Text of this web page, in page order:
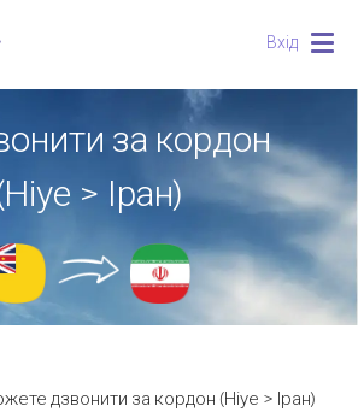
Вхід
за кордон
> Іран)
дзвонити за кордон (Ніуе > Іран)